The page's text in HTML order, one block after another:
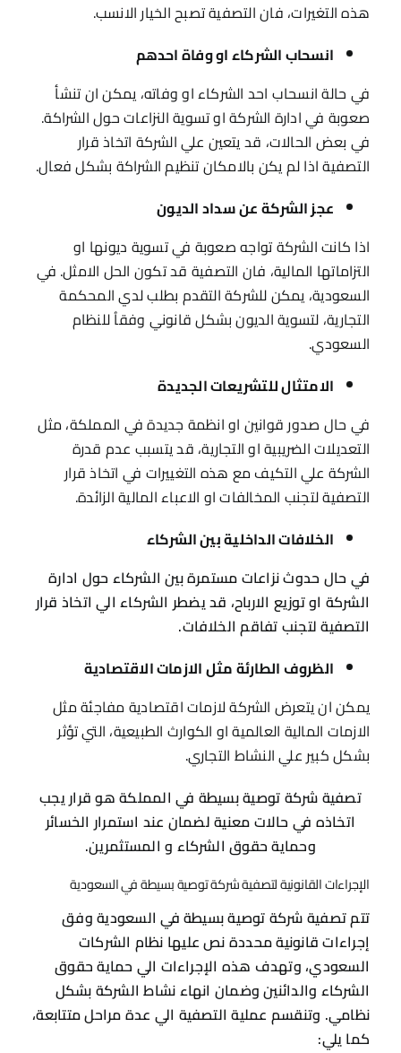
هذه التغيرات، فان التصفية تصبح الخيار الانسب.
انسحاب الشركاء او وفاة احدهم
في حالة انسحاب احد الشركاء او وفاته، يمكن ان تنشأ
صعوبة في ادارة الشركة او تسوية النزاعات حول الشراكة.
في بعض الحالات، قد يتعين علي الشركة اتخاذ قرار
التصفية اذا لم يكن بالامكان تنظيم الشراكة بشكل فعال.
عجز الشركة عن سداد الديون
اذا كانت الشركة تواجه صعوبة في تسوية ديونها او
التزاماتها المالية، فان التصفية قد تكون الحل الامثل. في
السعودية، يمكن للشركة التقدم بطلب لدي المحكمة
التجارية، لتسوية الديون بشكل قانوني وفقاُ للنظام
السعودي.
الامتثال للتشريعات الجديدة
في حال صدور قوانين او انظمة جديدة في المملكة، مثل
التعديلات الضريبية او التجارية، قد يتسبب عدم قدرة
الشركة علي التكيف مع هذه التغييرات في اتخاذ قرار
التصفية لتجنب المخالفات او الاعباء المالية الزائدة.
الخلافات الداخلية بين الشركاء
في حال حدوث نزاعات مستمرة بين الشركاء حول ادارة
الشركة او توزيع الارباح، قد يضطر الشركاء الي اتخاذ قرار
التصفية لتجنب تفاقم الخلافات.
الظروف الطارئة مثل الازمات الاقتصادية
يمكن ان يتعرض الشركة لازمات اقتصادية مفاجئة مثل
الازمات المالية العالمية او الكوارث الطبيعية، التي تؤثر
بشكل كبير علي النشاط التجاري.
تصفية شركة توصية بسيطة في المملكة هو قرار يجب
اتخاذه في حالات معنية لضمان عند استمرار الخسائر
وحماية حقوق الشركاء و المستثمرين.
الإجراءات القانونية لتصفية شركة توصية بسيطة في السعودية
تتم تصفية شركة توصية بسيطة في السعودية وفق
إجراءات قانونية محددة نص عليها نظام الشركات
السعودي، وتهدف هذه الإجراءات الي حماية حقوق
الشركاء والدائنين وضمان انهاء نشاط الشركة بشكل
نظامي. وتنقسم عملية التصفية الي عدة مراحل متتابعة،
كما يلي: